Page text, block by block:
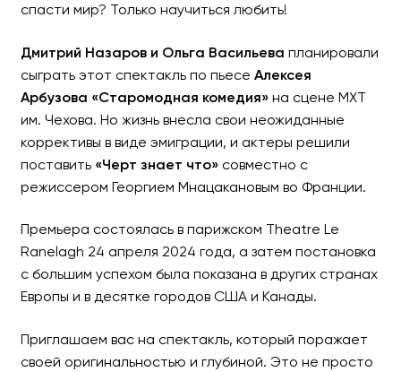
спасти мир? Только научиться любить!
Дмитрий Назаров и Ольга Васильева планировали
сыграть этот спектакль по пьесе Алексея
Арбузова «Старомодная комедия»на сцене МХТ
им. Чехова. Но жизнь внесла свои неожиданные
коррективы в виде эмиграции, и актеры решили
поставить «Черт знает что»совместно с
режиссером Георгием Мнацакановым во Франции.
Премьера состоялась в парижском Theatre Le
Ranelagh 24 апреля 2024 года, а затем постановка
с большим успехом была показана в других странах
Европы и в десятке городов США и Канады.
Приглашаем вас на спектакль, который поражает
своей оригинальностью и глубиной. Это не просто